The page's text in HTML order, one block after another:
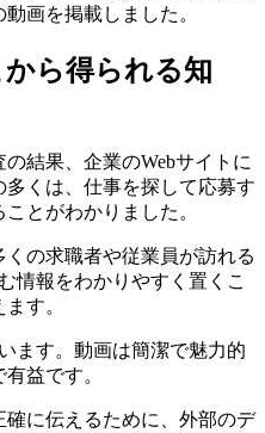
画を掲載しました。
から得られる知
結果、企業のWebサイトに
くは、仕事を探して応募す
とがわかりました。
の求職者や従業員が訪れる
情報をわかりやすく置くこ
す。
ます。動画は簡潔で魅力的
益です。
に伝えるために、外部のデ